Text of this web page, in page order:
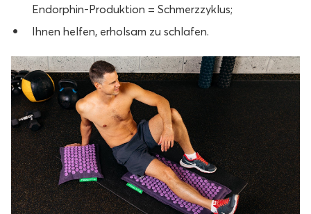
Endorphin-Produktion = Schmerzzyklus;
Ihnen helfen, erholsam zu schlafen.